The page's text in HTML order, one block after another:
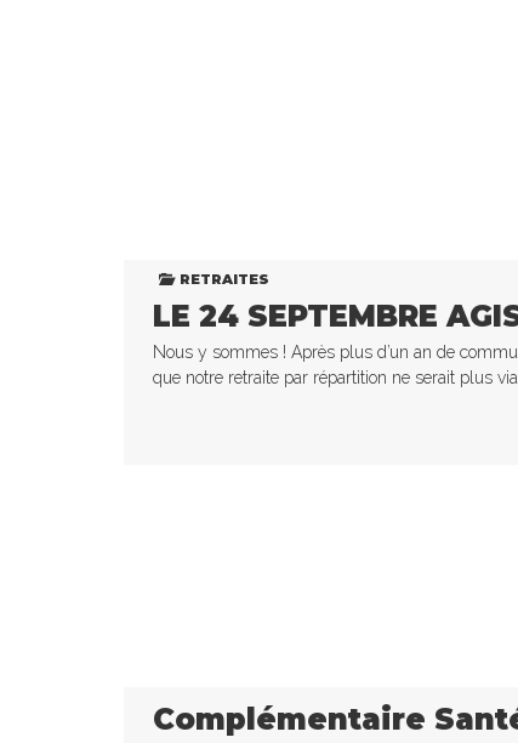
RETRAITES
LE 24 SEPTEMBRE
Nous y sommes ! Après plus d’un an de
que notre retraite par répartition ne serait plus
Complémentaire